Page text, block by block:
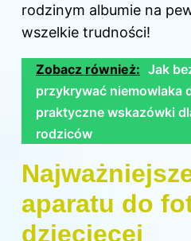
rodzinym albumie na
wszelkie trudności!
Zobacz również: Jak
przykrywać niemowlaka
praktyczne wskazówki
rodziców
aparatu do
dziecięcej